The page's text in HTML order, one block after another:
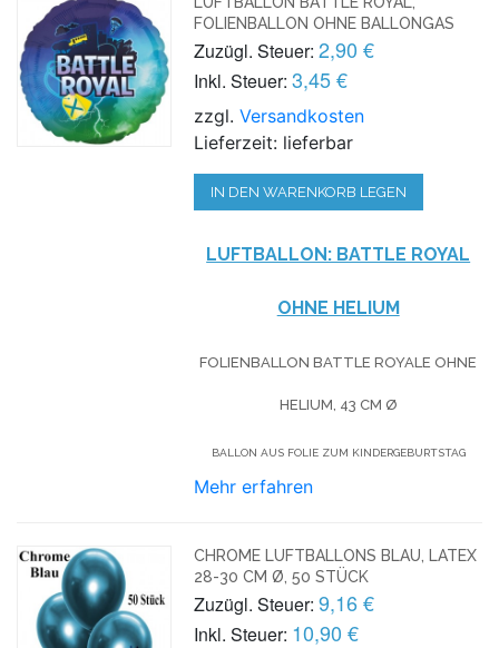
FOLIENBALLON OHNE BALLONGAS
Zuzügl. Steuer: 2,90 €
Inkl. Steuer: 3,45 €
zzgl.Versandkosten
Lieferzeit: lieferbar
IN DEN WARENKORB LEGEN
LUFTBALLON: BATTLE ROYAL
OHNE HELIUM
FOLIENBALLON BATTLE ROYALE OHNE
HELIUM, 43 CM Ø
BALLON AUS FOLIE ZUM KINDERGEBURTSTAG
Mehr erfahren
CHROME LUFTBALLONS BLAU, LATEX
28-30 CM Ø, 50 STÜCK
Zuzügl. Steuer: 9,16 €
Inkl. Steuer: 10,90 €